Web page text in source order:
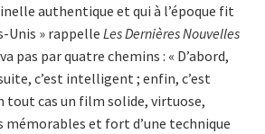
authentique et qui à l’époque fit
Unis » rappelle Les Dernières Nouvelles
pas par quatre chemins : « D’abord,
c’est intelligent ; enfin, c’est
tout cas un film solide, virtuose,
mémorables et fort d’une technique